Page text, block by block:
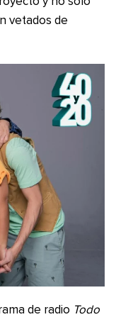
vetados de
de radio Todo